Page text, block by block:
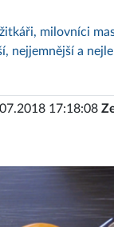
milovníci
nejjemnější a
17:18:08